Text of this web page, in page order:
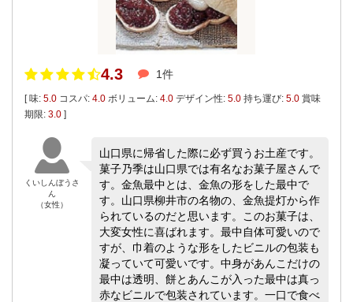
4.3 1件
[ 味: 5.0 コスパ: 4.0 ボリューム: 4.0 デザイン性: 5.0 持ち運び: 5.0 賞味
期限: 3.0 ]
くいしんぼうさ
ん
（女性）
山口県に帰省した際に必ず買うお土産です。
菓子乃季は山口県では有名なお菓子屋さんで
す。金魚最中とは、金魚の形をした最中で
す。山口県柳井市の名物の、金魚提灯から作
られているのだと思います。このお菓子は、
大変女性に喜ばれます。最中自体可愛いので
すが、巾着のような形をしたビニルの包装も
凝っていて可愛いです。中身があんこだけの
最中は透明、餅とあんこが入った最中は真っ
赤なビニルで包装されています。一口で食べ